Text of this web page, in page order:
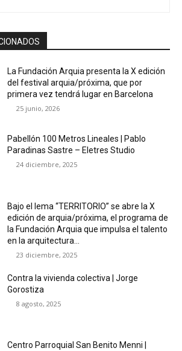
La Fundación Arquia presenta la X edición
del festival arquia/próxima, que por
primera vez tendrá lugar en Barcelona
25 junio, 2026
Pabellón 100 Metros Lineales | Pablo
Paradinas Sastre – Eletres Studio
24 diciembre, 2025
Bajo el lema “TERRITORIO” se abre la X
edición de arquia/próxima, el programa de
la Fundación Arquia que impulsa el talento
en la arquitectura...
23 diciembre, 2025
Contra la vivienda colectiva | Jorge
Gorostiza
8 agosto, 2025
Centro Parroquial San Benito Menni |